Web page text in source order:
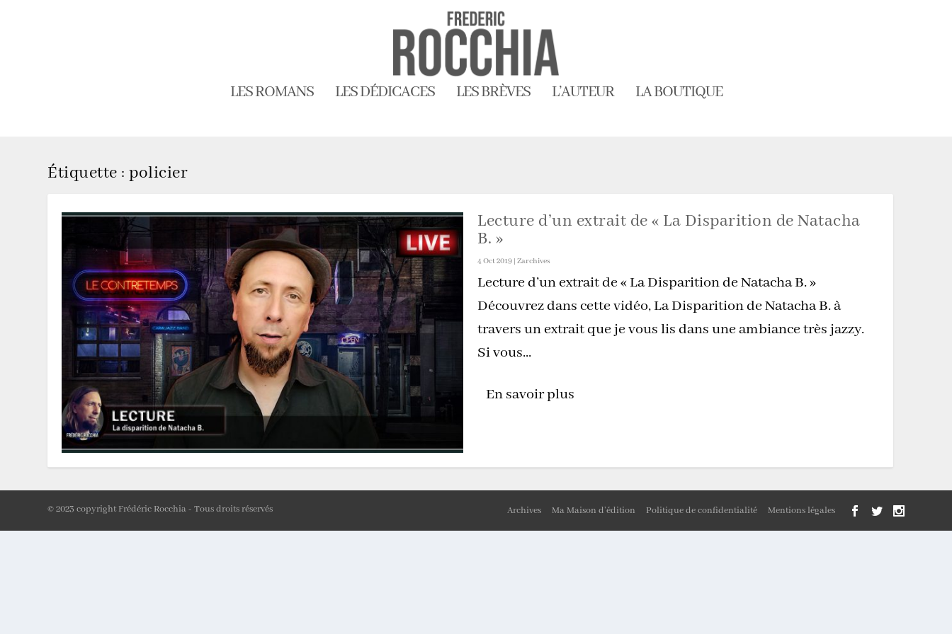
LES ROMANS LES DÉDICACES LES BRÈVES L’AUTEUR LA BOUTIQUE
Étiquette :policier
Lecture d’un extrait de « La Disparition de Natacha
B. »
4 Oct 2019 | Zarchives
Lecture d’un extrait de « La Disparition de Natacha B. »
Découvrez dans cette vidéo, La Disparition de Natacha B. à
travers un extrait que je vous lis dans une ambiance très jazzy.
Si vous...
En savoir plus
© 2023 copyright Frédéric Rocchia - Tous droits réservés Archives Ma Maison d’édition Politique de confidentialité Mentions légales